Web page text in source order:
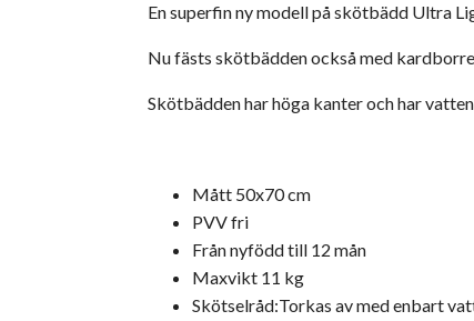
En superfin ny modell på skötbädd Ultra
Nu fästs skötbädden också med
Skötbädden har höga kanter och har
Mått 50x70 cm
PVV fri
Från nyfödd till 12 mån
Maxvikt 11 kg
Skötselråd:Torkas av med enbart